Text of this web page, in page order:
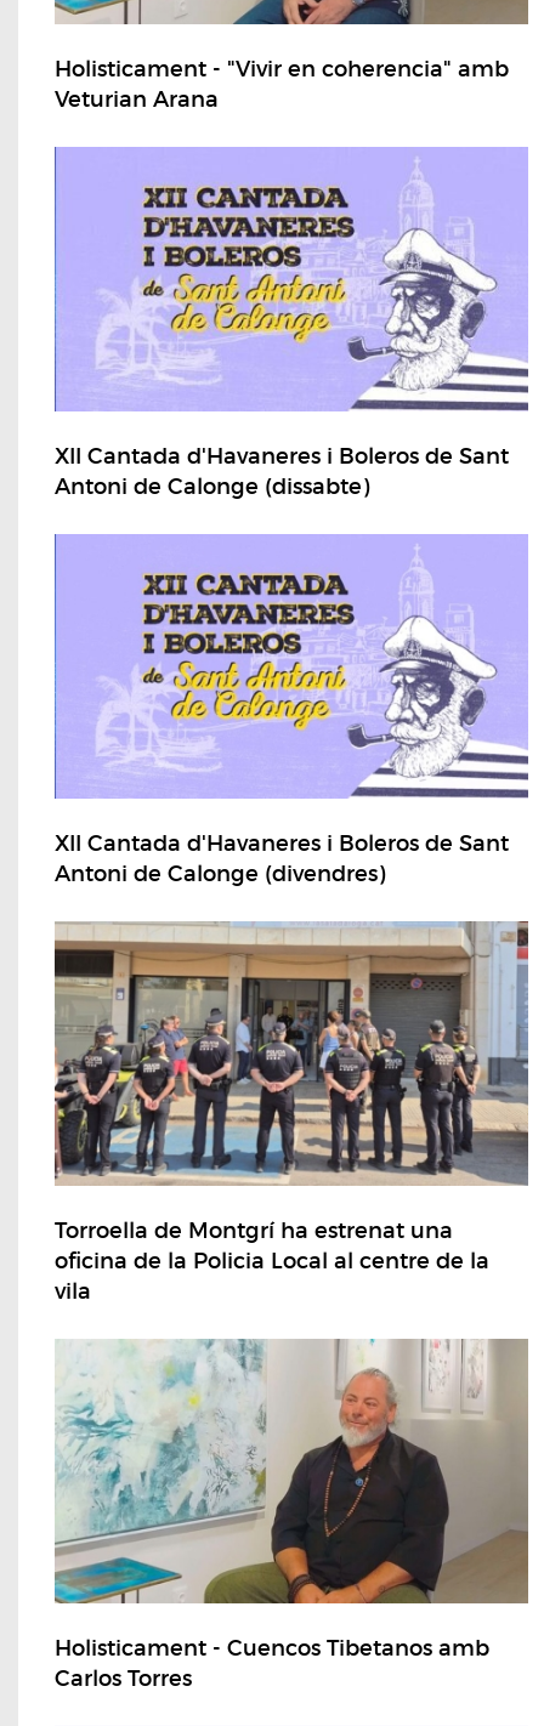
Holisticament - "Vivir en coherencia" amb
Veturian Arana
XII Cantada d'Havaneres i Boleros de Sant
Antoni de Calonge (dissabte)
XII Cantada d'Havaneres i Boleros de Sant
Antoni de Calonge (divendres)
Torroella de Montgrí ha estrenat una
oficina de la Policia Local al centre de la
vila
Holisticament - Cuencos Tibetanos amb
Carlos Torres